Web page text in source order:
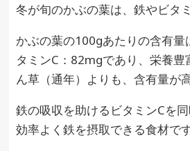
冬が旬のかぶの葉は、鉄やビタ
かぶの葉の100gあたりの含有
タミンC：82mgであり、栄養
ん草（通年）よりも、含有量が
鉄の吸収を助けるビタミンCを同
効率よく鉄を摂取できる食材です